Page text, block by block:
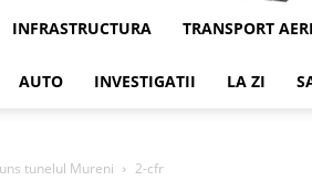
Infrapress
INFRASTRUCTURA TRANSPORT
AUTO INVESTIGATII LA ZI
tunelul Mureni 2-cfr